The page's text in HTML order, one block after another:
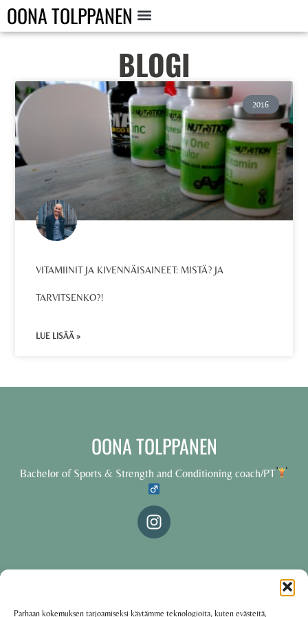
Parhaan kokemuksen tarjoamiseksi käytämme teknologioita, kuten evästeitä,
OONA TOLPPANEN
BLOGI
2016
VITAMIINIT JA KIVENNÄISAINEET: MISTÄ? JA
TARVITSENKO?!
LUE LISÄÄ »
OONA TOLPPANEN
Bachelor of Sports & Strength and Conditioning coach/PT